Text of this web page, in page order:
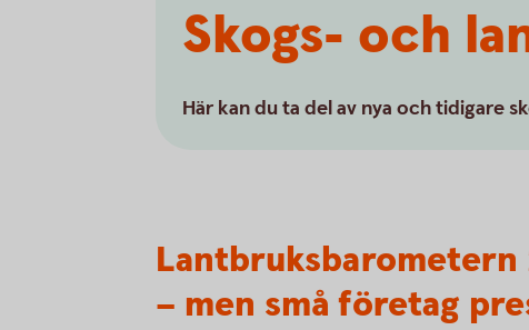
Skogs- och
Här kan du ta del av nya och tidigare
– men små företag